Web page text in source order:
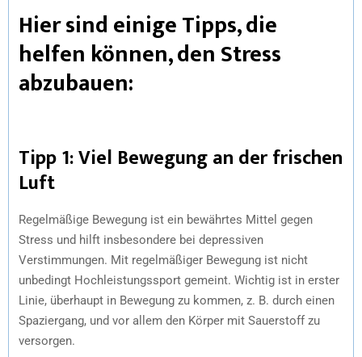
Hier sind einige Tipps, die
helfen können, den Stress
abzubauen:
Tipp 1: Viel Bewegung an der frischen
Luft
Regelmäßige Bewegung ist ein bewährtes Mittel gegen
Stress und hilft insbesondere bei depressiven
Verstimmungen. Mit regelmäßiger Bewegung ist nicht
unbedingt Hochleistungssport gemeint. Wichtig ist in erster
Linie, überhaupt in Bewegung zu kommen, z. B. durch einen
Spaziergang, und vor allem den Körper mit Sauerstoff zu
versorgen.